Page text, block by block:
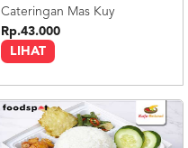
LIHAT
Cateringan Mas Kuy
Rp.43.000